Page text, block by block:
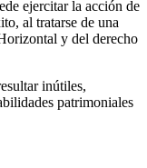
ejercitar la acción de
al tratarse de una
y del derecho
inútiles,
patrimoniales